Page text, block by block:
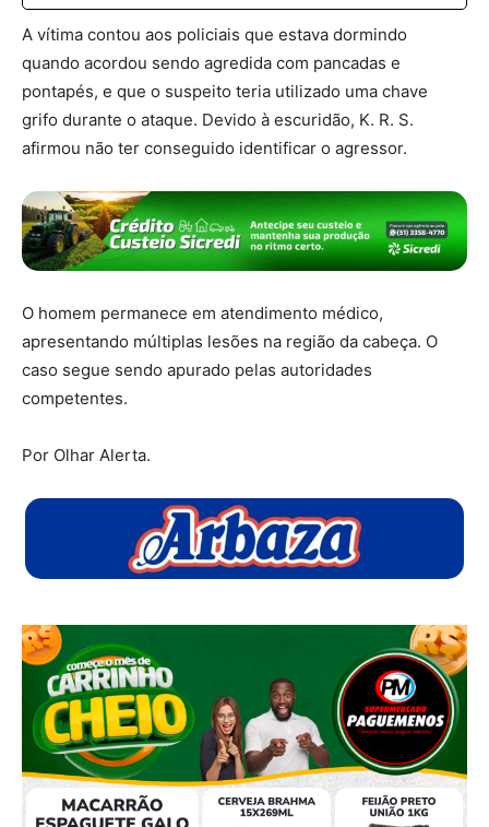
A vítima contou aos policiais que estava dormindo
quando acordou sendo agredida com pancadas e
pontapés, e que o suspeito teria utilizado uma chave
grifo durante o ataque. Devido à escuridão, K. R. S.
afirmou não ter conseguido identificar o agressor.
O homem permanece em atendimento médico,
apresentando múltiplas lesões na região da cabeça. O
caso segue sendo apurado pelas autoridades
competentes.
Por Olhar Alerta.